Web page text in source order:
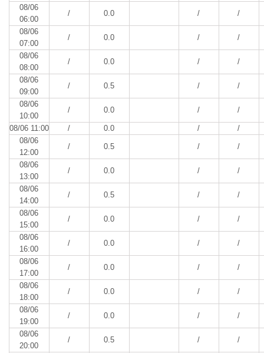
08/06
06:00
/ 0.0 / /
08/06
07:00
/ 0.0 / /
08/06
08:00
/ 0.0 / /
08/06
09:00
/ 0.5 / /
08/06
10:00
/ 0.0 / /
08/06 11:00 / 0.0 /
/
08/06
12:00
/ 0.5 / /
08/06
13:00
/ 0.0 / /
08/06
14:00
/ 0.5 / /
08/06
15:00
/ 0.0 / /
08/06
16:00
/ 0.0 / /
08/06
17:00
/ 0.0 / /
08/06
18:00
/ 0.0 / /
08/06
19:00
/ 0.0 / /
08/06
20:00
/ 0.5 / /